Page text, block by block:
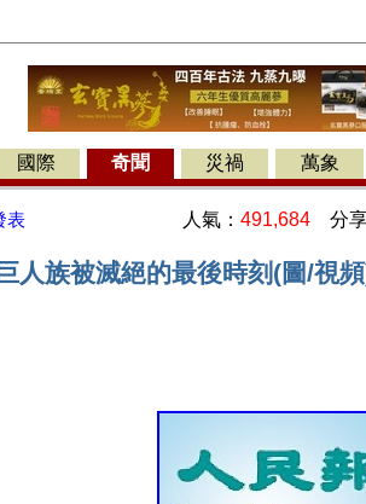
國際 奇聞 災禍 萬象
表 人氣： 491,684 分享
人族被滅絕的最後時刻(圖/視